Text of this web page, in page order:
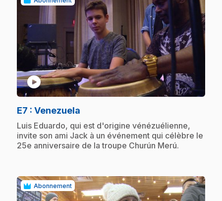
play_circle
E7 : Venezuela
.Luis Eduardo, qui est d'origine vénézuélienne,
invite son ami Jack à un événement qui célèbre le
25e anniversaire de la troupe Churún Merú.
Abonnement